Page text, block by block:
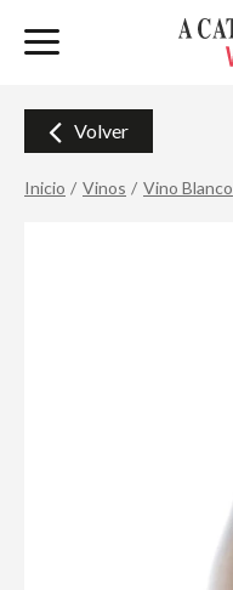
Inicio Vinos Vino Blanco
Volver